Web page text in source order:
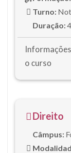
Turno:
Duração:
o curso
Direito
Câmpus: